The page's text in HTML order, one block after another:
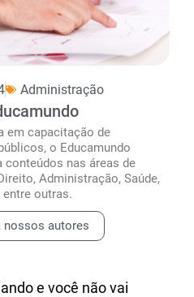
Administração
em capacitação de
o Educamundo
conteúdos nas áreas de
Administração, Saúde,
outras.
nossos autores
e você não vai